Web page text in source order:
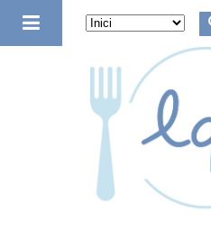
la quinta